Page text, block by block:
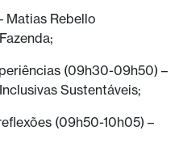
Matias Rebello
(09h30-09h50) –
Sustentáveis;
(09h50-10h05) –